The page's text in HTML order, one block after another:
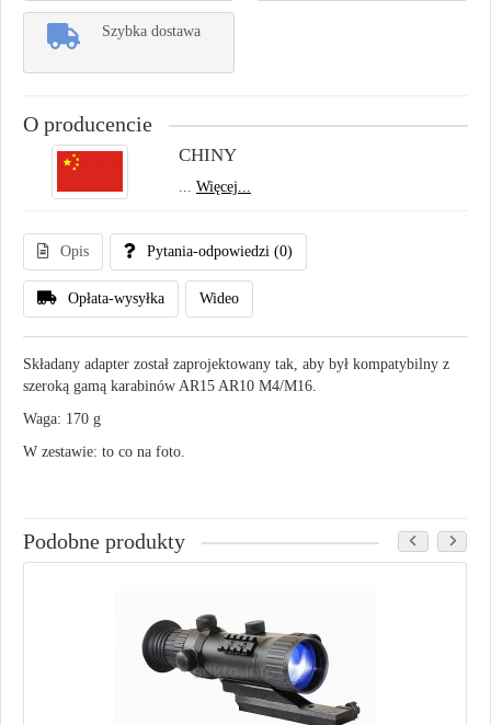
Szybka dostawa
O producencie
CHINY
... Więcej...
Opis Pytania-odpowiedzi (0)
Opłata-wysyłka Wideo
Składany adapter został zaprojektowany tak, aby był kompatybilny z
szeroką gamą karabinów AR15 AR10 M4/M16.
Waga: 170 g
W zestawie: to co na foto.
Podobne produkty